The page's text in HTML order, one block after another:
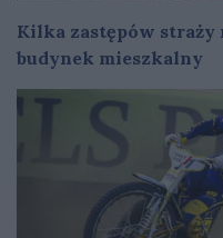
Kilka zastępów straży
budynek mieszkalny